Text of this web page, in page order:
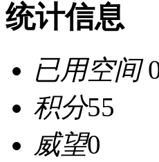
统计信息
已用空间
积分55
威望0